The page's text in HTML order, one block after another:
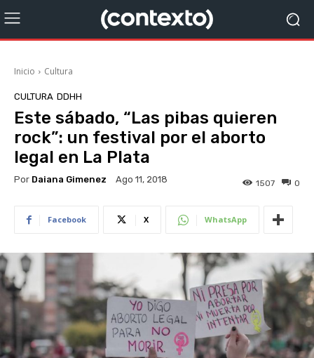
Inicio Cultura
CULTURA DDHH
Este sábado, “Las pibas quieren
rock”: un festival por el aborto
legal en La Plata
Por Daiana Gimenez Ago 11, 2018 0
1507
Facebook X WhatsApp